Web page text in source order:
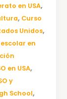
en USA,
, Curso
Unidos,
en
en USA,
y
School,